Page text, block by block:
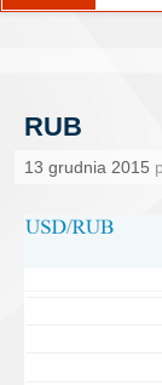
RUB
13 grudnia 2015